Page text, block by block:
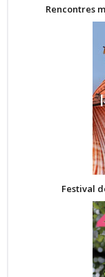
Rencontres
Festival